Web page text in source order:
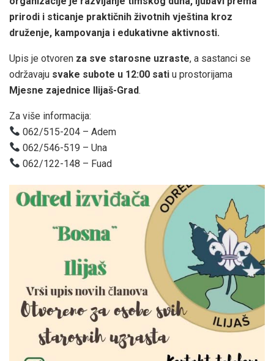
prirodi i sticanje praktičnih životnih vještina kroz
druženje, kampovanja i edukativne aktivnosti.
Upis je otvoren za sve starosne uzraste, a sastanci se
održavaju svake subote u 12:00 sati u prostorijama
Mjesne zajednice Ilijaš-Grad.
Za više informacija:
062/515-204 – Adem
062/546-519 – Una
062/122-148 – Fuad